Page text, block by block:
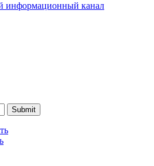
информационный канал
Submit